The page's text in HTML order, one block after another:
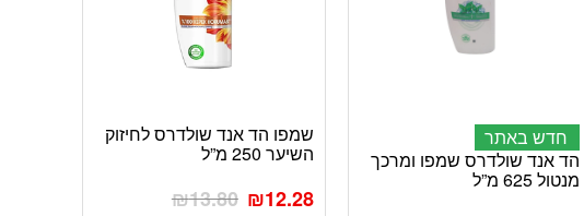
חדש באתר
הד אנד שולדרס שמפו ומרכך
מנטול 625 מ”ל
שמפו הד אנד שולדרס לחיזוק
השיער 250 מ”ל
₪13.80 ₪12.28